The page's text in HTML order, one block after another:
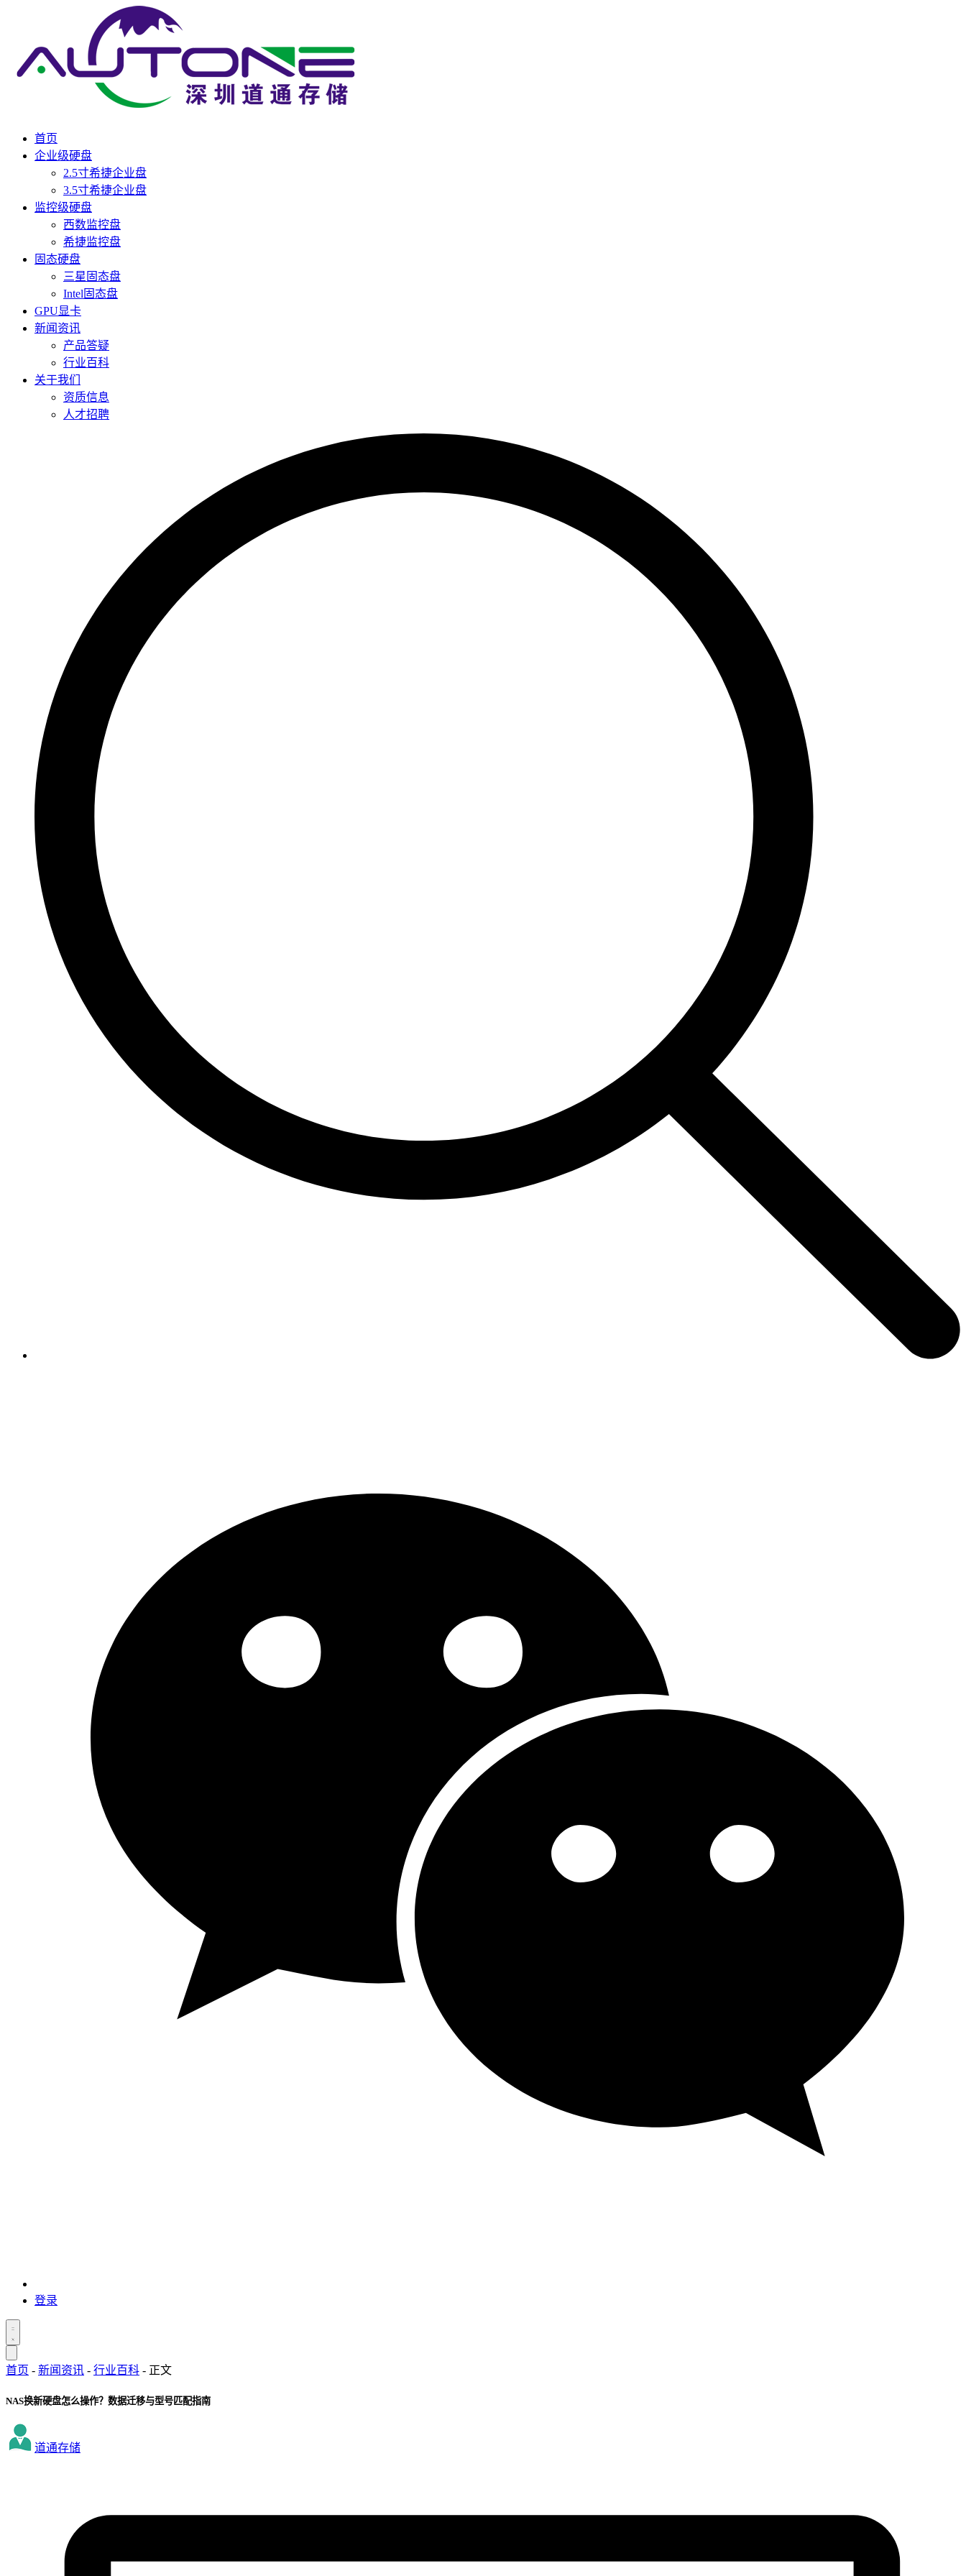
首页
企业级硬盘
2.5寸希捷企业盘
3.5寸希捷企业盘
监控级硬盘
西数监控盘
希捷监控盘
固态硬盘
三星固态盘
Intel固态盘
GPU显卡
新闻资讯
产品答疑
行业百科
关于我们
资质信息
人才招聘
登录
首页 - 新闻资讯 - 行业百科 - 正文
NAS换新硬盘怎么操作？数据迁移与型号匹配指南
道通存储